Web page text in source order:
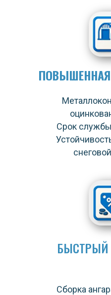
Срок
БЫСТРЫЙ
Сборка